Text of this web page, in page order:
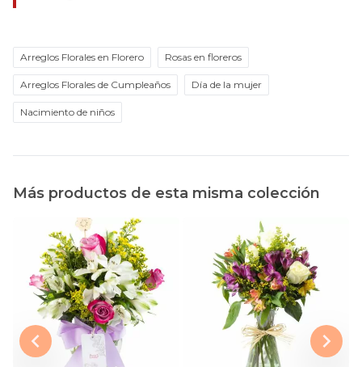
Arreglos Florales en Florero Rosas en floreros
Arreglos Florales de Cumpleaños Día de la mujer
Nacimiento de niños
Más productos de esta misma colección